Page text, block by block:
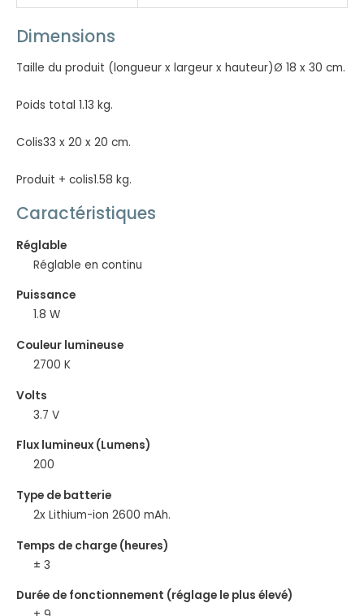
Dimensions
Taille du produit (longueur x largeur x hauteur)Ø 18 x 30 cm.
Poids total 1.13 kg.
Colis33 x 20 x 20 cm.
Produit + colis1.58 kg.
Caractéristiques
Réglable
Réglable en continu
Puissance
1.8 W
Couleur lumineuse
2700 K
Volts
3.7 V
Flux lumineux (Lumens)
200
Type de batterie
2x Lithium-ion 2600 mAh.
Temps de charge (heures)
± 3
Durée de fonctionnement (réglage le plus élevé)